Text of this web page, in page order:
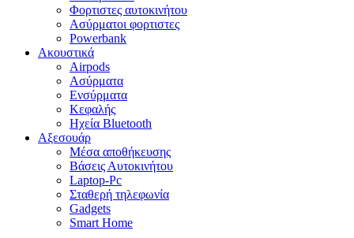
Φορτιστες αυτοκινήτου
Ασύρματοι φορτιστες
Powerbank
Ακουστικά
Airpods
Ασύρματα
Ενσύρματα
Κεφαλής
Ηχεία Bluetooth
Αξεσουάρ
Μέσα αποθήκευσης
Βάσεις Αυτοκινήτου
Laptop-Pc
Σταθερή τηλεφωνία
Gadgets
Smart Home